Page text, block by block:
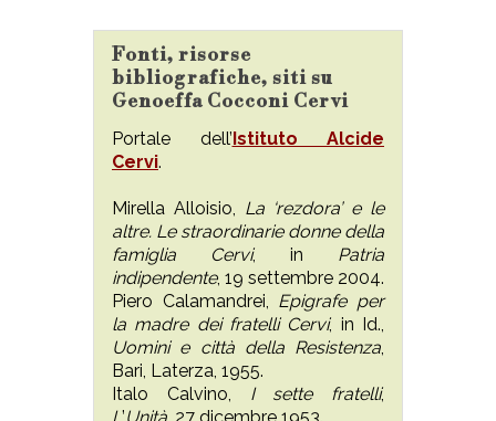
Fonti, risorse
bibliografiche, siti su
Genoeffa Cocconi Cervi
Portale dell’ Istituto Alcide
Cervi.
Mirella Alloisio, La ‘rezdora’ e le
altre. Le straordinarie donne della
famiglia Cervi, in Patria
indipendente, 19 settembre 2004.
Piero Calamandrei, Epigrafe per
la madre dei fratelli Cervi, in Id.,
Uomini e città della Resistenza,
Bari, Laterza, 1955.
Italo Calvino, I sette fratelli,